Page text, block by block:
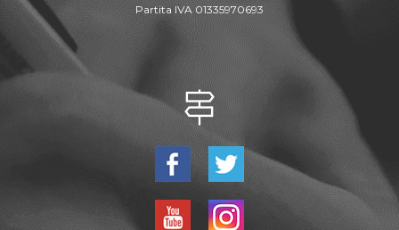
Partita IVA 01335970693